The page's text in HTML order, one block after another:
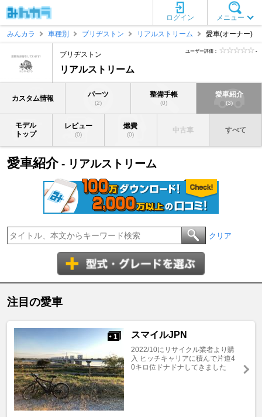
メニュー
ログイン
みんカラ
車種別 ブリヂストン リアルストリーム 愛車(オーナー)
ブリヂストン
リアルストリーム
ユーザー評価： -
カスタム情報 パーツ
(2)
整備手帳
(0)
愛車紹介
(3)
モデル
トップ
レビュー
(0)
燃費
(0)
中古車 すべて
愛車紹介- リアルストリーム
クリア
注目の愛車
+ 1 スマイルJPN
2022/10にリサイクル業者より購
入 ヒッチキャリアに積んで片道4
0キロ位ドナドナしてきました